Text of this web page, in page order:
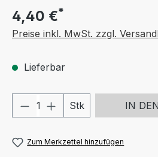
4,40 €*
Preise inkl. MwSt. zzgl.
Lieferbar
Produkt Anzahl: Gib
Stk IN
Zum Merkzettel hinzufügen